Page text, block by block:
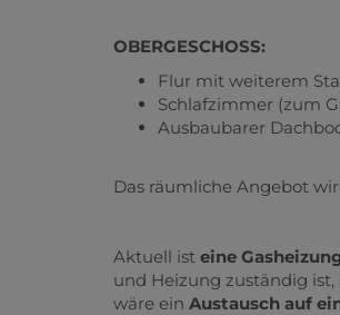
OBERGESCHOSS:
Flur mit weiterem
Schlafzimmer (zum
Ausbaubarer
Das räumliche Angebot
Aktuell ist eine
und Heizung zuständig
wäre ein Austausch auf